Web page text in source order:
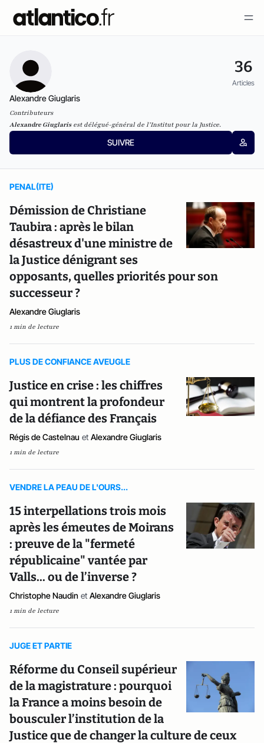
36
Articles
Alexandre Giuglaris
Contributeurs
Alexandre Giuglarisest délégué-général de l’Institut pour la Justice.
SUIVRE
PENAL(ITE)
Démission de Christiane
Taubira : après le bilan
désastreux d'une ministre de
la Justice dénigrant ses
opposants, quelles priorités pour son
successeur ?
Alexandre Giuglaris
1 min de lecture
PLUS DE CONFIANCE AVEUGLE
Justice en crise : les chiffres
qui montrent la profondeur
de la défiance des Français
Régis de Castelnau et Alexandre Giuglaris
1 min de lecture
VENDRE LA PEAU DE L'OURS...
15 interpellations trois mois
après les émeutes de Moirans
: preuve de la "fermeté
républicaine" vantée par
Valls... ou de l’inverse ?
Christophe Naudin et Alexandre Giuglaris
1 min de lecture
JUGE ET PARTIE
Réforme du Conseil supérieur
de la magistrature : pourquoi
la France a moins besoin de
bousculer l’institution de la
Justice que de changer la culture de ceux